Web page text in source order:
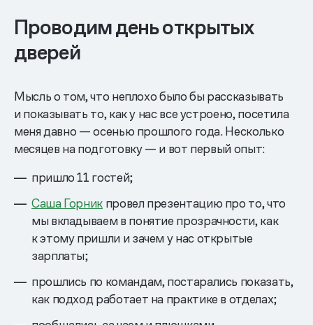
Проводим день открытых
дверей
Мысль о том, что неплохо было бы рассказывать
и показывать то, как у нас все устроено, посетила
меня давно — осенью прошлого года. Несколько
месяцев на подготовку — и вот первый опыт:
пришло 11 гостей;
Саша Горник провел презентацию про то, что
мы вкладываем в понятие прозрачности, как
к этому пришли и зачем у нас открытые
зарплаты;
прошлись по командам, постарались показать,
как подход работает на практике в отделах;